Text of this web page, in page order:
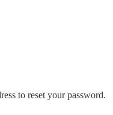
to reset your password.